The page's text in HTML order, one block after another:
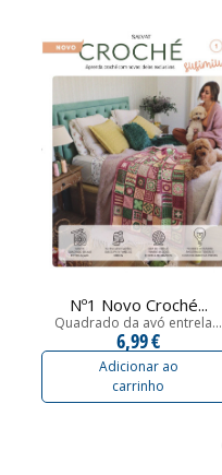
Nº1 Novo Croché...
Quadrado da avó entrela...
6,99 €
Adicionar ao
carrinho